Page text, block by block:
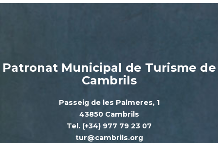
Patronat Municipal de Turisme de
Cambrils
Passeig de les Palmeres, 1
43850 Cambrils
Tel. (+34) 977 79 23 07
tur@cambrils.org